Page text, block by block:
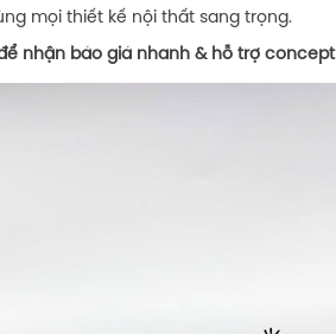
mọi thiết kế nội thất sang trọng.
để nhận báo giá nhanh & hỗ trợ concept